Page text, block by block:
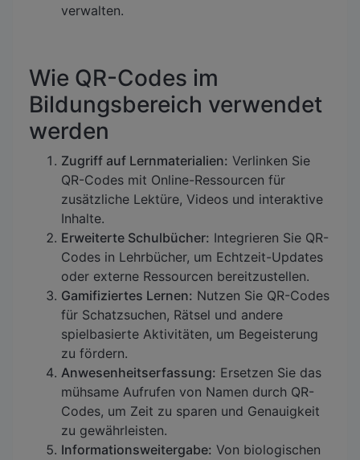
verwalten.
Wie QR-Codes im
Bildungsbereich verwendet
werden
Zugriff auf Lernmaterialien: Verlinken Sie
QR-Codes mit Online-Ressourcen für
zusätzliche Lektüre, Videos und interaktive
Inhalte.
Erweiterte Schulbücher: Integrieren Sie QR-
Codes in Lehrbücher, um Echtzeit-Updates
oder externe Ressourcen bereitzustellen.
Gamifiziertes Lernen: Nutzen Sie QR-Codes
für Schatzsuchen, Rätsel und andere
spielbasierte Aktivitäten, um Begeisterung
zu fördern.
Anwesenheitserfassung: Ersetzen Sie das
mühsame Aufrufen von Namen durch QR-
Codes, um Zeit zu sparen und Genauigkeit
zu gewährleisten.
Informationsweitergabe: Von biologischen